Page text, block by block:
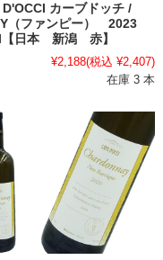
D'OCCI カーブドッチ /
（ファンピー） 2023
【日本 新潟 赤】
¥2,188(税込 ¥2,407)
在庫 3 本